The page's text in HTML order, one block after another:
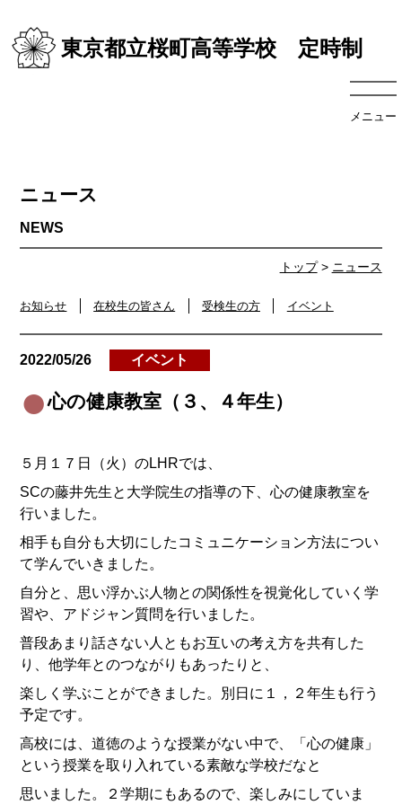
東京都立桜町高等学校 定時制
メニュー
トップ> ニュース
ニュース
お知らせ 在校生の皆さん 受検生の方 イベント
2022/05/26 イベント
心の健康教室（３、４年生）
５月１７日（火）のLHRでは、
SCの藤井先生と大学院生の指導の下、心の健康教室を
行いました。
相手も自分も大切にしたコミュニケーション方法につい
て学んでいきました。
自分と、思い浮かぶ人物との関係性を視覚化していく学
習や、アドジャン質問を行いました。
普段あまり話さない人ともお互いの考え方を共有した
り、他学年とのつながりもあったりと、
楽しく学ぶことができました。別日に１，２年生も行う
予定です。
高校には、道徳のような授業がない中で、「心の健康」
という授業を取り入れている素敵な学校だなと
思いました。２学期にもあるので、楽しみにしていま